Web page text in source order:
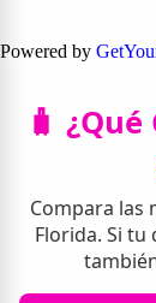
Powered by
🧳
Compara las
Florida. Si tu